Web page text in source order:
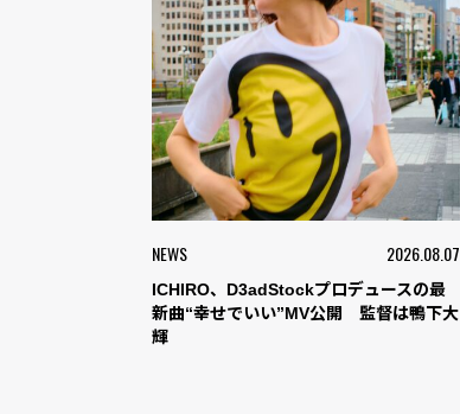
NEWS 2026.08.07
ICHIRO、D3adStockプロデュースの最
新曲“幸せでいい”MV公開 監督は鴨下大
輝